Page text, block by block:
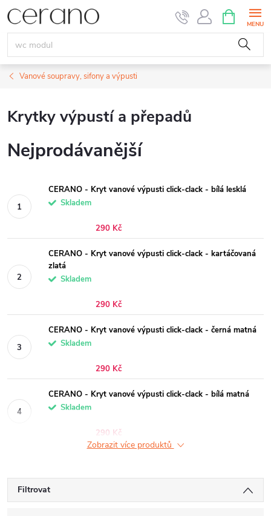
Přejít
na
obsah
NÁKUPNÍ
KOŠÍK
Vanové soupravy, sifony a výpusti
Krytky výpustí a přepadů
Nejprodávanější
CERANO - Kryt vanové výpusti click-clack - bílá lesklá
Skladem
290 Kč
CERANO - Kryt vanové výpusti click-clack - kartáčovaná
zlatá
Skladem
290 Kč
CERANO - Kryt vanové výpusti click-clack - černá matná
Skladem
290 Kč
CERANO - Kryt vanové výpusti click-clack - bílá matná
Skladem
290 Kč
Zobrazit více produktů
Filtrovat